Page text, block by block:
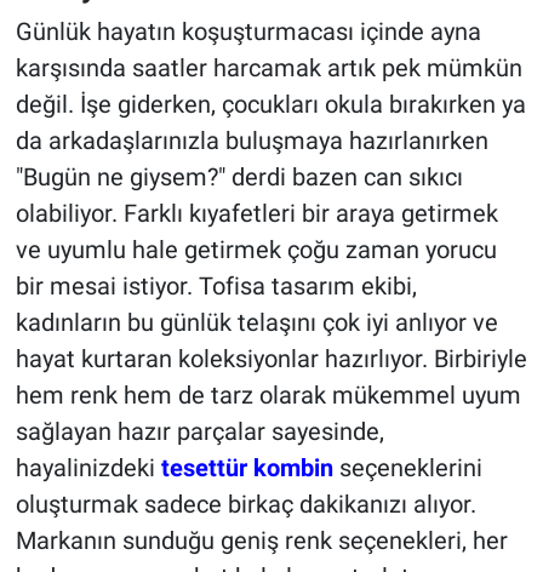
Günlük hayatın koşuşturmacası içinde ayna
karşısında saatler harcamak artık pek mümkün
değil. İşe giderken, çocukları okula bırakırken ya
da arkadaşlarınızla buluşmaya hazırlanırken
"Bugün ne giysem?" derdi bazen can sıkıcı
olabiliyor. Farklı kıyafetleri bir araya getirmek
ve uyumlu hale getirmek çoğu zaman yorucu
bir mesai istiyor. Tofisa tasarım ekibi,
kadınların bu günlük telaşını çok iyi anlıyor ve
hayat kurtaran koleksiyonlar hazırlıyor. Birbiriyle
hem renk hem de tarz olarak mükemmel uyum
sağlayan hazır parçalar sayesinde,
hayalinizdeki tesettür kombinseçeneklerini
oluşturmak sadece birkaç dakikanızı alıyor.
Markanın sunduğu geniş renk seçenekleri, her